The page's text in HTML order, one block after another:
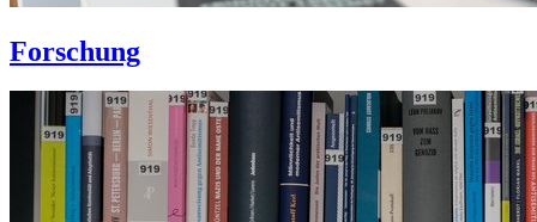
Forschung